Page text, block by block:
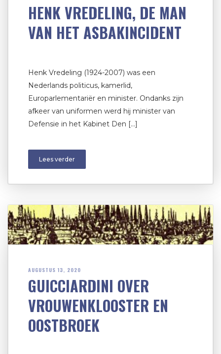
HENK VREDELING, DE MAN
VAN HET ASBAKINCIDENT
Henk Vredeling (1924-2007) was een
Nederlands politicus, kamerlid,
Europarlementariër en minister. Ondanks zijn
afkeer van uniformen werd hij minister van
Defensie in het Kabinet Den […]
Lees verder
AUGUSTUS 13, 2020
GUICCIARDINI OVER
VROUWENKLOOSTER EN
OOSTBROEK